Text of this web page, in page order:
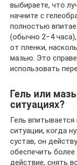
выбираете, что
начните с
полностью
(обычно 2−4
от пленки,
мазью. Это
использовать
Гель или
ситуациях?
Гель
ситуации, когда
сустав, он
обеспечить
действие, снять